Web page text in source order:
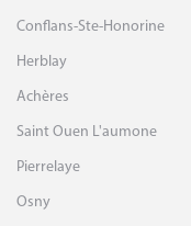
Conflans-Ste-Honorine
Herblay
Achères
Saint Ouen L'aumone
Pierrelaye
Osny